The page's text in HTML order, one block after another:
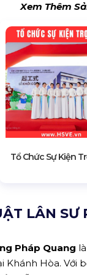
Xem Thêm
Tổ Chức Sự Kiện
LÂN SƯ
Pháp Quang
Hòa. Với